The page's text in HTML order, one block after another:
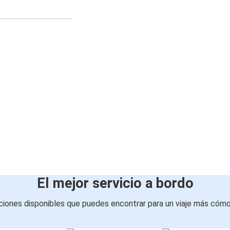
El mejor servicio a bordo
disponibles que puedes encontrar para un viaje más